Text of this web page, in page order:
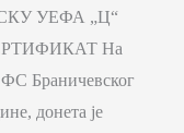
УЕФА „Ц“
На
Браничевског
донета је